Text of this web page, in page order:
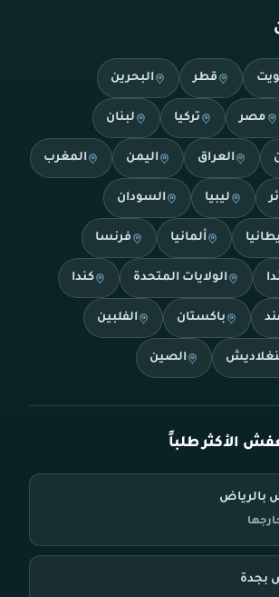
قطر البحرين
مصر تركيا لبنان
العراق اليمن المغرب
ليبيا السودان
ألمانيا فرنسا
الولايات المتحدة كندا
باكستان الفلبين
الصين
الأكثر طلباً
بالرياض
بجدة